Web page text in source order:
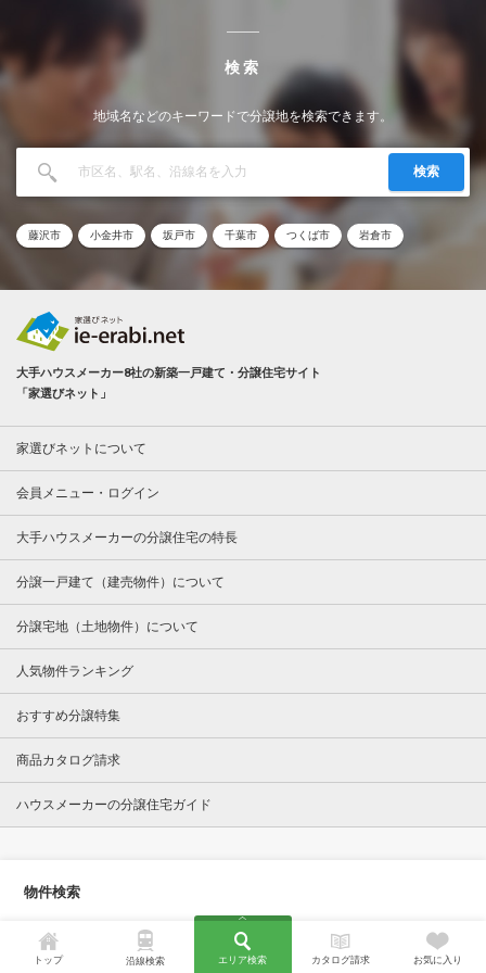
トップ 沿線検索 エリア検索 カタログ請求 お気に入り
検索
地域名などのキーワードで分譲地を検索できます。
検索
藤沢市 小金井市 坂戸市 千葉市 つくば市 岩倉市
大手ハウスメーカー8社の新築一戸建て・分譲住宅サイト
「家選びネット」
家選びネットについて
会員メニュー・ログイン
大手ハウスメーカーの分譲住宅の特長
分譲一戸建て（建売物件）について
分譲宅地（土地物件）について
人気物件ランキング
おすすめ分譲特集
商品カタログ請求
ハウスメーカーの分譲住宅ガイド
物件検索
首都圏エリア 関西エリア 東海エリア